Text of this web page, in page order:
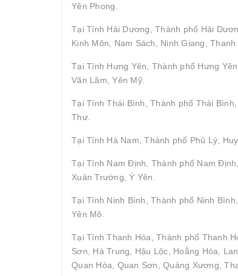
Yên Phong.
Tại Tỉnh Hải Dương, Thành phố Hải
Kinh Môn, Nam Sách, Ninh Giang,
Tại Tỉnh Hưng Yên, Thành phố Hưng
Văn Lâm, Yên Mỹ.
Tại Tỉnh Thái Bình, Thành phố Thái
Thư.
Tại Tỉnh Hà Nam, Thành phố Phủ Lý,
Tại Tỉnh Nam Định, Thành phố Nam
Xuân Trường, Ý Yên.
Tại Tỉnh Ninh Bình, Thành phố Ninh
Yên Mô.
Tại Tỉnh Thanh Hóa, Thành phố Thanh
Sơn, Hà Trung, Hậu Lộc, Hoằng Hóa,
Quan Hóa, Quan Sơn, Quảng Xương,